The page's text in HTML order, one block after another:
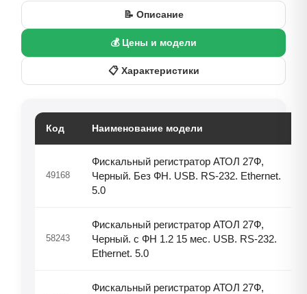
📝 Описание
💰 Цены и модели
📋 Характеристики
Код Наименование модели
49168
Фискальный регистратор АТОЛ 27Ф,
Черный. Без ФН. USB. RS-232. Ethernet.
5.0
58243
Фискальный регистратор АТОЛ 27Ф,
Черный. с ФН 1.2 15 мес. USB. RS-232.
Ethernet. 5.0
Фискальный регистратор АТОЛ 27Ф,